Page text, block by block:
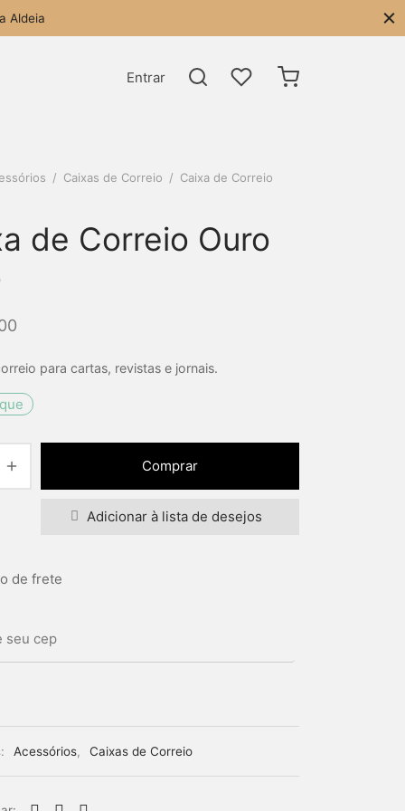
Aldeia
Entrar
/ Caixas de Correio / Caixa de Correio
de Correio Ouro
para cartas, revistas e jornais.
Comprar
Adicionar à lista de desejos
de frete
Acessórios, Caixas de Correio